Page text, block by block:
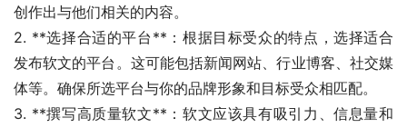
创作出与他们相关的内容。
2. **选择合适的平台**：根据目标受众的特点，选择适合
发布软文的平台。这可能包括新闻网站、行业博客、社交媒
体等。确保所选平台与你的品牌形象和目标受众相匹配。
3. **撰写高质量软文**：软文应该具有吸引力、信息量和